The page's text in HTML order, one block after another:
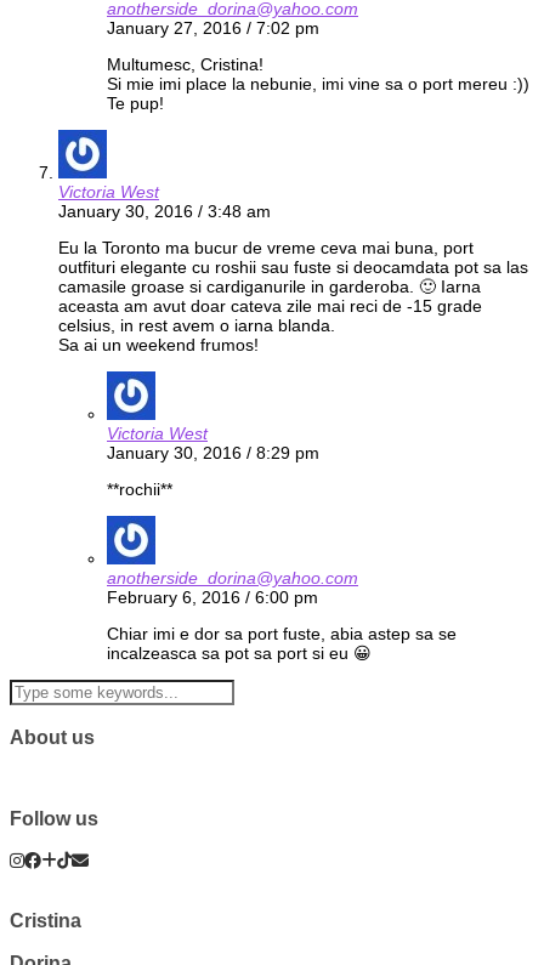
anotherside_dorina@yahoo.com
January 27, 2016 / 7:02 pm
Multumesc, Cristina!
Si mie imi place la nebunie, imi vine sa o port mereu :))
Te pup!
Victoria West
January 30, 2016 / 3:48 am
Eu la Toronto ma bucur de vreme ceva mai buna, port
outfituri elegante cu roshii sau fuste si deocamdata pot sa las
camasile groase si cardiganurile in garderoba. 🙂 Iarna
aceasta am avut doar cateva zile mai reci de -15 grade
celsius, in rest avem o iarna blanda.
Sa ai un weekend frumos!
Victoria West
January 30, 2016 / 8:29 pm
**rochii**
anotherside_dorina@yahoo.com
February 6, 2016 / 6:00 pm
Chiar imi e dor sa port fuste, abia astep sa se
incalzeasca sa pot sa port si eu 😀
About us
Follow us
Cristina